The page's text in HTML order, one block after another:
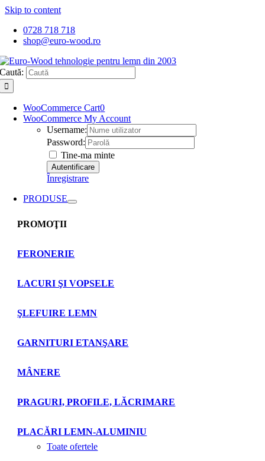
Skip to content
0728 718 718
shop@euro-wood.ro
Caută:
WooCommerce Cart0
WooCommerce My Account
Username:
Password:
Tine-ma minte
Înregistrare
PRODUSE
PROMOŢII
FERONERIE
LACURI ŞI VOPSELE
ŞLEFUIRE LEMN
GARNITURI ETANŞARE
MÂNERE
PRAGURI, PROFILE, LĂCRIMARE
PLACĂRI LEMN-ALUMINIU
Toate ofertele